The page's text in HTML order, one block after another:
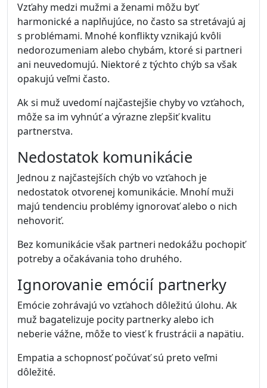
Vzťahy medzi mužmi a ženami môžu byť
harmonické a naplňujúce, no často sa stretávajú aj
s problémami. Mnohé konflikty vznikajú kvôli
nedorozumeniam alebo chybám, ktoré si partneri
ani neuvedomujú. Niektoré z týchto chýb sa však
opakujú veľmi často.
Ak si muž uvedomí najčastejšie chyby vo vzťahoch,
môže sa im vyhnúť a výrazne zlepšiť kvalitu
partnerstva.
Nedostatok komunikácie
Jednou z najčastejších chýb vo vzťahoch je
nedostatok otvorenej komunikácie. Mnohí muži
majú tendenciu problémy ignorovať alebo o nich
nehovoriť.
Bez komunikácie však partneri nedokážu pochopiť
potreby a očakávania toho druhého.
Ignorovanie emócií partnerky
Emócie zohrávajú vo vzťahoch dôležitú úlohu. Ak
muž bagatelizuje pocity partnerky alebo ich
neberie vážne, môže to viesť k frustrácii a napätiu.
Empatia a schopnosť počúvať sú preto veľmi
dôležité.